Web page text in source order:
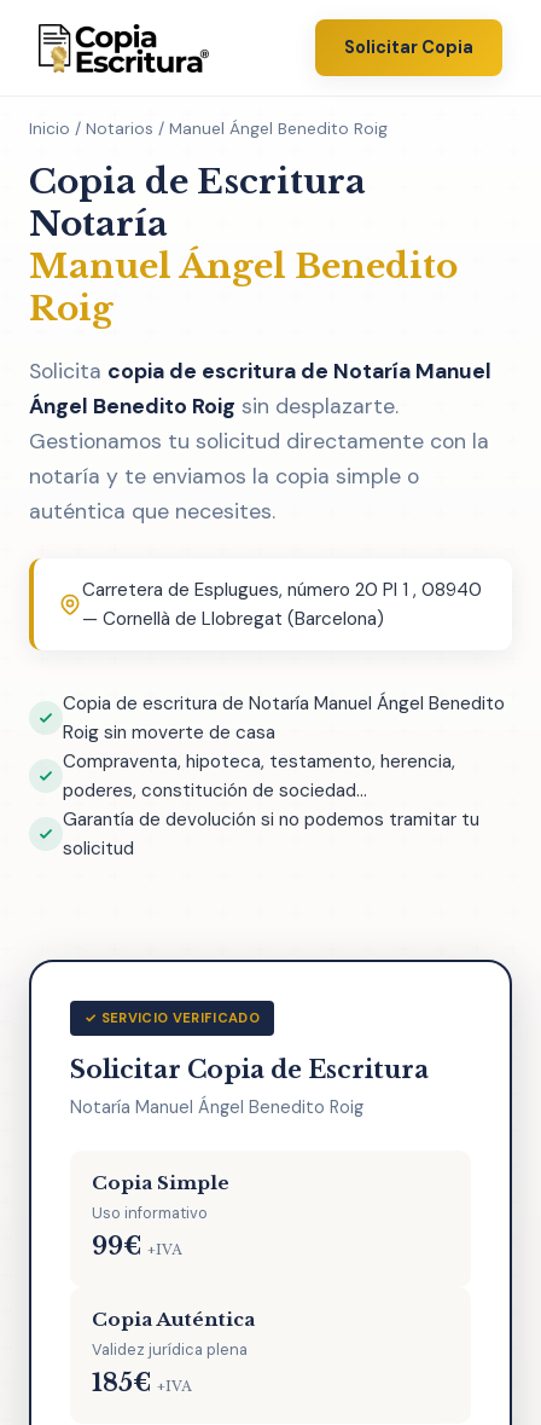
Solicitar Copia
Inicio / Notarios / Manuel Ángel Benedito Roig
Copia de Escritura
Notaría
Manuel Ángel Benedito
Roig
Solicita copia de escritura de Notaría Manuel
Ángel Benedito Roig sin desplazarte.
Gestionamos tu solicitud directamente con la
notaría y te enviamos la copia simple o
auténtica que necesites.
Carretera de Esplugues, número 20 Pl 1 , 08940
— Cornellà de Llobregat (Barcelona)
Copia de escritura de Notaría Manuel Ángel Benedito
Roig sin moverte de casa
Compraventa, hipoteca, testamento, herencia,
poderes, constitución de sociedad...
Garantía de devolución si no podemos tramitar tu
solicitud
✓ SERVICIO VERIFICADO
Solicitar Copia de Escritura
Notaría Manuel Ángel Benedito Roig
Copia Simple
Uso informativo
99€ +IVA
Copia Auténtica
Validez jurídica plena
185€ +IVA